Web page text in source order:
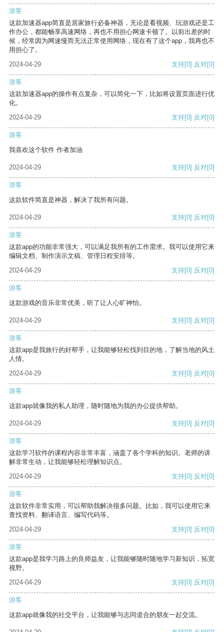
游客
这款加速器app简直是居家旅行必备神器，无论是看视频、玩游戏还是工
作办公，都能畅享高速网络，再也不用担心网速卡顿了。以前出差的时
候，经常因为网速慢而无法正常使用网络，现在有了这个app，我再也不
用担心了。
2024-04-29
支持[0] 反对[0]
游客
这款加速器app的操作有点复杂，可以简化一下，比如将设置页面进行优
化。
2024-04-29
支持[0] 反对[0]
游客
我喜欢这个软件 作者加油
2024-04-29 支持[0] 反对[0]
游客
这款软件简直是神器，解决了我所有问题。
2024-04-29 支持[0] 反对[0]
游客
这款app的功能非常强大，可以满足我所有的工作需求。我可以使用它来
编辑文档、制作演示文稿、管理日程安排等。
2024-04-29
支持[0] 反对[0]
游客
这款游戏的音乐非常优美，听了让人心旷神怡。
2024-04-29 支持[0] 反对[0]
游客
这款app是我旅行的好帮手，让我能够轻松找到目的地，了解当地的风土
人情。
2024-04-29
支持[0] 反对[0]
游客
这款app就像我的私人助理，随时随地为我的办公提供帮助。
2024-04-29 支持[0] 反对[0]
游客
这款学习软件的课程内容非常丰富，涵盖了各个学科的知识。老师的讲
解非常生动，让我能够轻松理解知识点。
2024-04-29
支持[0] 反对[0]
游客
这款软件非常实用，可以帮助我解决很多问题。比如，我可以使用它来
查找资料、翻译语言、编写代码等。
2024-04-29
支持[0] 反对[0]
游客
这款app是我学习路上的良师益友，让我能够随时随地学习新知识，拓宽
视野。
2024-04-29
支持[0] 反对[0]
游客
这款app就像我的社交平台，让我能够与志同道合的朋友一起交流。